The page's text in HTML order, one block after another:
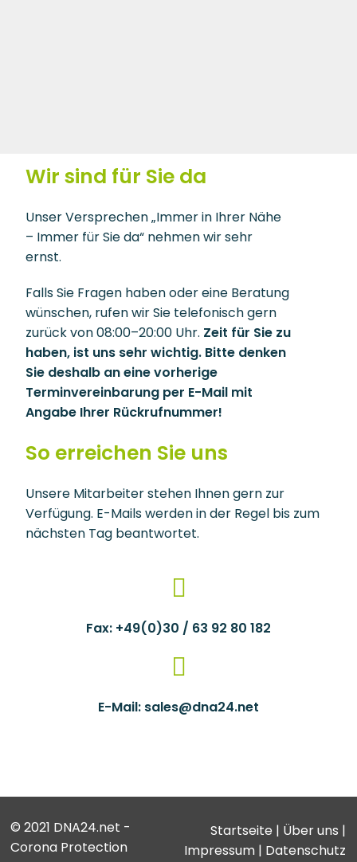
Wir sind für Sie da
Unser Versprechen „Immer in Ihrer Nähe
– Immer für Sie da“ nehmen wir sehr
ernst.
Falls Sie Fragen haben oder eine Beratung
wünschen, rufen wir Sie telefonisch gern
zurück von 08:00–20:00 Uhr. Zeit für Sie zu
haben, ist uns sehr wichtig. Bitte denken
Sie deshalb an eine vorherige
Terminvereinbarung per E-Mail mit
Angabe Ihrer Rückrufnummer!
So erreichen Sie uns
Unsere Mitarbeiter stehen Ihnen gern zur
Verfügung. E-Mails werden in der Regel bis zum
nächsten Tag beantwortet.
Fax: +49(0)30 / 63 92 80 182
E-Mail: sales@dna24.net
© 2021 DNA24.net -
Corona Protection
Startseite | Über uns |
Impressum | Datenschutz